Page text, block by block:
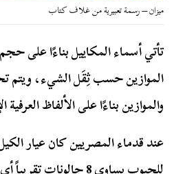
ميزان – رسمة تعبيرية من غلاف كتاب
تأتي أسماء المكاييل بناءًا على
الموازين حسب ثِقَل الشيء، ويتم
والموازين بناءًا على الألفاظ العرفية
عند قدماء المصريين كان عيار